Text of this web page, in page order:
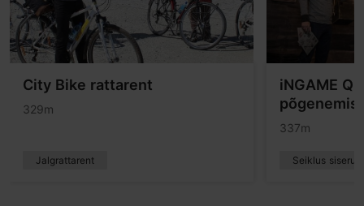
City Bike rattarent
329m
Jalgrattarent
iNGAME
337m
Seiklus